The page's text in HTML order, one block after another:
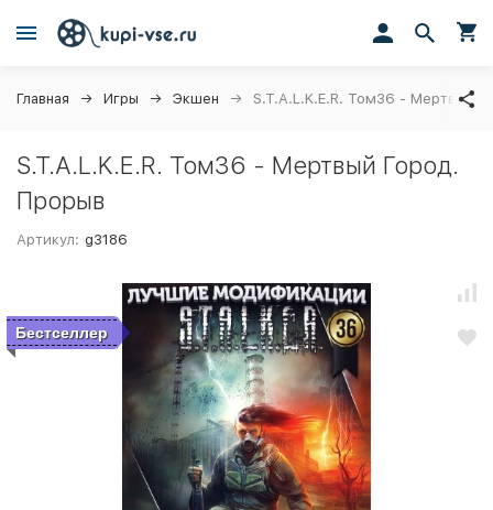
Главная Игры Экшен S.T.A.L.K.E.R. Том36 - Мертвый
S.T.A.L.K.E.R. Том36 - Мертвый Город.
Прорыв
Артикул: g3186
Бестселлер